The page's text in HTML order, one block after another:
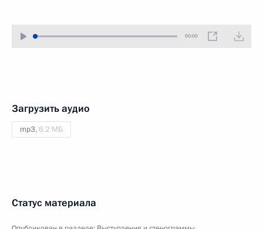
00:00
Загрузить аудио
mp3,6.2 МБ
Статус материала